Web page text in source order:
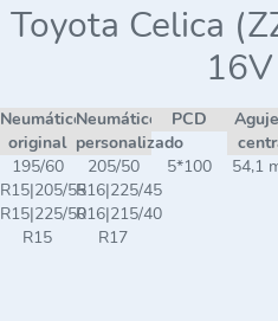
Toyota Celica
Neumático
original
Neumático
personalizado
PCD
195/60
R15|205/55
R15|225/50
R15
205/50
R16|225/45
R16|215/40
R17
5*100 54,1